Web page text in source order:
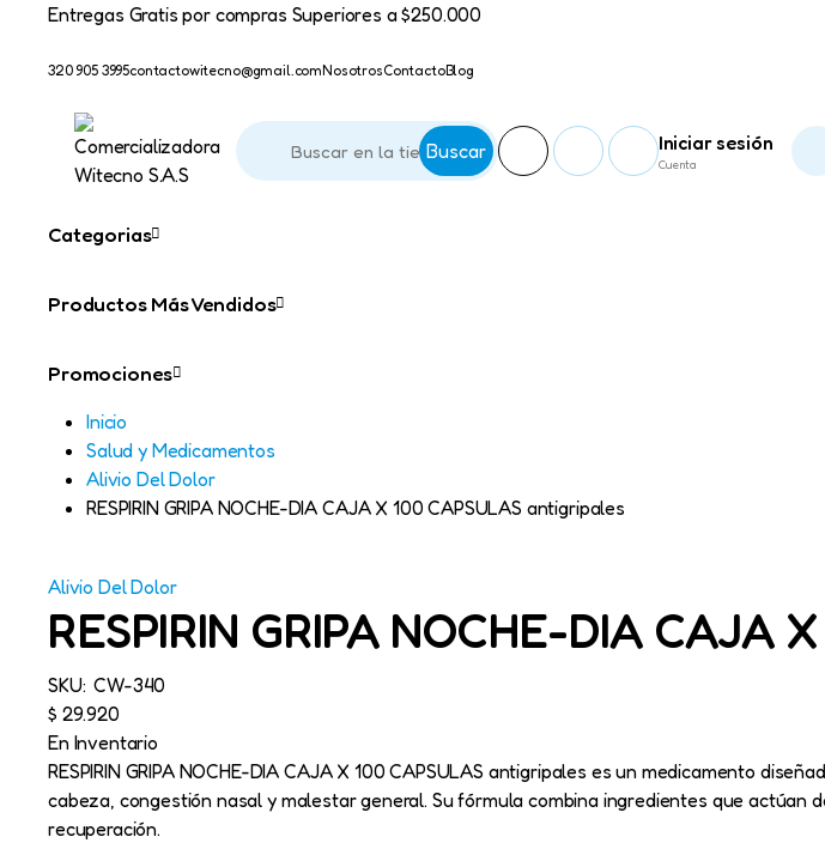
Entregas Gratis por compras Superiores a $250.000
320 905 3995contactowitecno@gmail.com​NosotrosContactoBlog
Buscar Iniciar sesión
Cuenta
Categorias
Productos Más Vendidos
Promociones
Inicio
Salud y Medicamentos
Alivio Del Dolor
RESPIRIN GRIPA NOCHE-DIA CAJA X 100 CAPSULAS antigripales
Alivio Del Dolor
RESPIRIN GRIPA NOCHE-DIA CAJA
SKU: CW-340
$ 29.920
En Inventario
RESPIRIN GRIPA NOCHE-DIA CAJA X 100 CAPSULAS antigripales es un medicamento
cabeza, congestión nasal y malestar general. Su fórmula combina ingredientes que
recuperación.